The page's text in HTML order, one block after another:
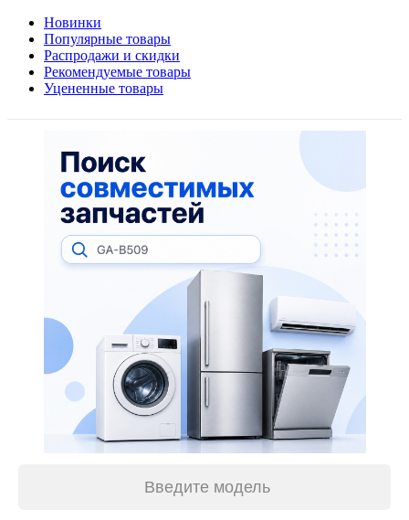
Новинки
Популярные товары
Распродажи и скидки
Рекомендуемые товары
Уцененные товары